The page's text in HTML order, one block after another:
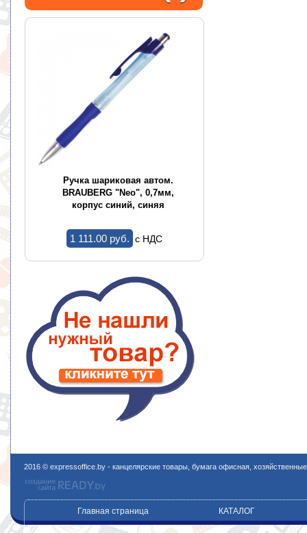
Ручка шариковая автом.
BRAUBERG "Neo", 0,7мм,
корпус синий, синяя
1 111.00 pуб. c НДС
2016 © expressoffice.by - канцелярские товары, бумага офисная,
Главная страница КАТАЛОГ